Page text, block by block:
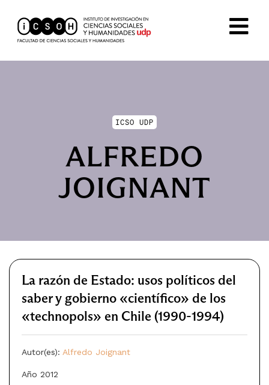
ICSO UDP
ALFREDO
JOIGNANT
La razón de Estado: usos políticos del
saber y gobierno «científico» de los
«technopols» en Chile (1990-1994)
Autor(es): Alfredo Joignant
Año 2012